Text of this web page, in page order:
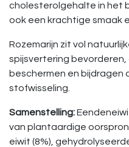
cholesterolgehalte in het
ook een krachtige smaak
Rozemarijn zit vol
spijsvertering bevorderen,
beschermen en bijdragen
stofwisseling.
Samenstelling:
van plantaardige
eiwit (8%),